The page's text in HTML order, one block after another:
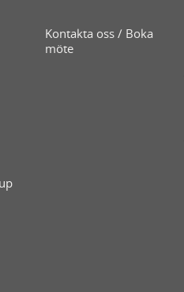
Kontakta oss / Boka
möte